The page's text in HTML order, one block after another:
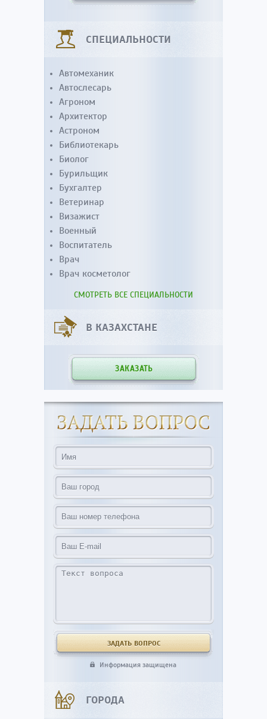
СПЕЦИАЛЬНОСТИ
Автомеханик
Автослесарь
Агроном
Архитектор
Астроном
Библиотекарь
Биолог
Бурильщик
Бухгалтер
Ветеринар
Визажист
Военный
Воспитатель
Врач
Врач косметолог
СМОТРЕТЬ ВСЕ СПЕЦИАЛЬНОСТИ
В КАЗАХСТАНЕ
ЗАКАЗАТЬ
Информация защищена
ГОРОДА